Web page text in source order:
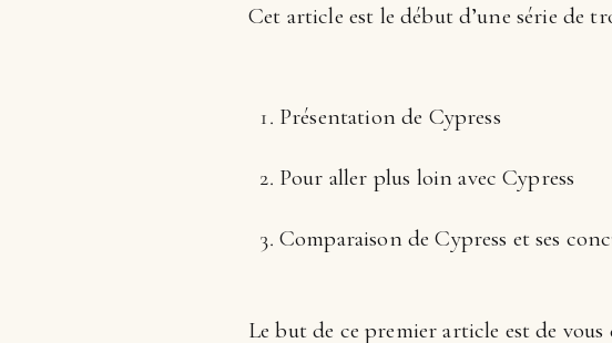
Cet article est le début d’une série de
Présentation de Cypress
Pour aller plus loin avec Cypress
Comparaison de Cypress et ses
Le but de ce premier article est de